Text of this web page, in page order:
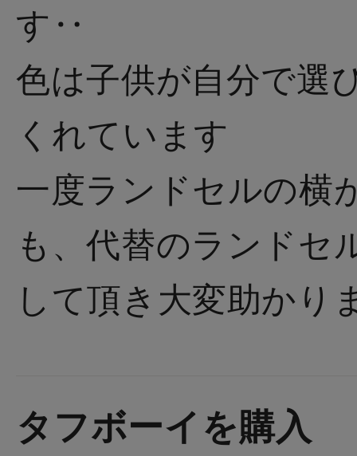
す‥
色は子供が自分で選
くれています
一度ランドセルの横
も、代替のランドセ
して頂き大変助かり
タフボーイを購入